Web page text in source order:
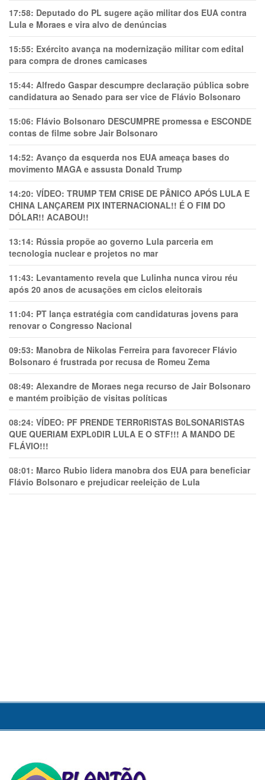
17:58: Deputado do PL sugere ação militar dos EUA contra
Lula e Moraes e vira alvo de denúncias
15:55: Exército avança na modernização militar com edital
para compra de drones camicases
15:44: Alfredo Gaspar descumpre declaração pública sobre
candidatura ao Senado para ser vice de Flávio Bolsonaro
15:06: Flávio Bolsonaro DESCUMPRE promessa e ESCONDE
contas de filme sobre Jair Bolsonaro
14:52: Avanço da esquerda nos EUA ameaça bases do
movimento MAGA e assusta Donald Trump
14:20: VÍDEO: TRUMP TEM CRlSE DE PÂNlCO APÓS LULA E
CHINA LANÇAREM PIX INTERNACIONAL!! É O FIM DO
DÓLAR!! ACABOU!!
13:14: Rússia propõe ao governo Lula parceria em
tecnologia nuclear e projetos no mar
11:43: Levantamento revela que Lulinha nunca virou réu
após 20 anos de acusações em ciclos eleitorais
11:04: PT lança estratégia com candidaturas jovens para
renovar o Congresso Nacional
09:53: Manobra de Nikolas Ferreira para favorecer Flávio
Bolsonaro é frustrada por recusa de Romeu Zema
08:49: Alexandre de Moraes nega recurso de Jair Bolsonaro
e mantém proibição de visitas políticas
08:24: VÍDEO: PF PRENDE TERR0RlSTAS B0LSONARlSTAS
QUE QUERIAM EXPL0DlR LULA E O STF!!! A MANDO DE
FLÁVIO!!!
08:01: Marco Rubio lidera manobra dos EUA para beneficiar
Flávio Bolsonaro e prejudicar reeleição de Lula